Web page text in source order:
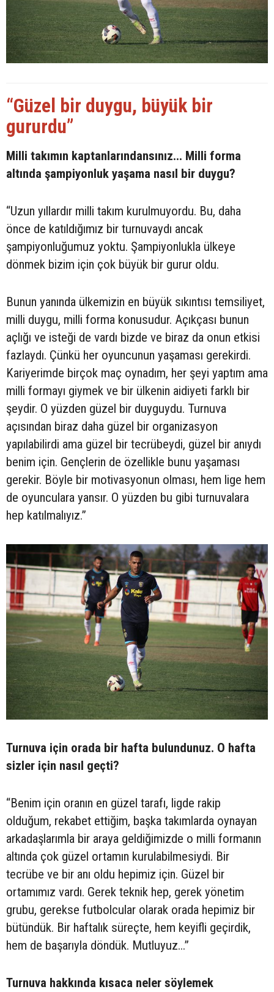
“Güzel bir duygu, büyük bir
gururdu”
Milli takımın kaptanlarındansınız... Milli forma
altında şampiyonluk yaşama nasıl bir duygu?
“Uzun yıllardır milli takım kurulmuyordu. Bu, daha
önce de katıldığımız bir turnuvaydı ancak
şampiyonluğumuz yoktu. Şampiyonlukla ülkeye
dönmek bizim için çok büyük bir gurur oldu.
Bunun yanında ülkemizin en büyük sıkıntısı temsiliyet,
milli duygu, milli forma konusudur. Açıkçası bunun
açlığı ve isteği de vardı bizde ve biraz da onun etkisi
fazlaydı. Çünkü her oyuncunun yaşaması gerekirdi.
Kariyerimde birçok maç oynadım, her şeyi yaptım ama
milli formayı giymek ve bir ülkenin aidiyeti farklı bir
şeydir. O yüzden güzel bir duyguydu. Turnuva
açısından biraz daha güzel bir organizasyon
yapılabilirdi ama güzel bir tecrübeydi, güzel bir anıydı
benim için. Gençlerin de özellikle bunu yaşaması
gerekir. Böyle bir motivasyonun olması, hem lige hem
de oyunculara yansır. O yüzden bu gibi turnuvalara
hep katılmalıyız.”
Turnuva için orada bir hafta bulundunuz. O hafta
sizler için nasıl geçti?
“Benim için oranın en güzel tarafı, ligde rakip
olduğum, rekabet ettiğim, başka takımlarda oynayan
arkadaşlarımla bir araya geldiğimizde o milli formanın
altında çok güzel ortamın kurulabilmesiydi. Bir
tecrübe ve bir anı oldu hepimiz için. Güzel bir
ortamımız vardı. Gerek teknik hep, gerek yönetim
grubu, gerekse futbolcular olarak orada hepimiz bir
bütündük. Bir haftalık süreçte, hem keyifli geçirdik,
hem de başarıyla döndük. Mutluyuz...”
Turnuva hakkında kısaca neler söylemek